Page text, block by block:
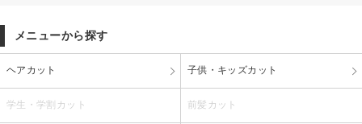
メニューから探す
ヘアカット 子供・キッズカット
学生・学割カット 前髪カット